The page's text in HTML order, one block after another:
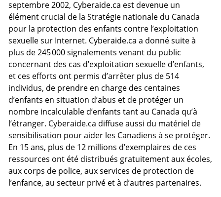
septembre 2002, Cyberaide.ca est devenue un
élément crucial de la Stratégie nationale du Canada
pour la protection des enfants contre l’exploitation
sexuelle sur Internet. Cyberaide.ca a donné suite à
plus de 245 000 signalements venant du public
concernant des cas d’exploitation sexuelle d’enfants,
et ces efforts ont permis d’arrêter plus de 514
individus, de prendre en charge des centaines
d’enfants en situation d’abus et de protéger un
nombre incalculable d’enfants tant au Canada qu’à
l’étranger. Cyberaide.ca diffuse aussi du matériel de
sensibilisation pour aider les Canadiens à se protéger.
En 15 ans, plus de 12 millions d’exemplaires de ces
ressources ont été distribués gratuitement aux écoles,
aux corps de police, aux services de protection de
l’enfance, au secteur privé et à d’autres partenaires.